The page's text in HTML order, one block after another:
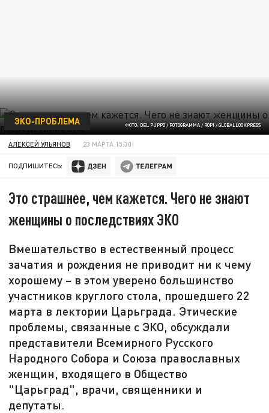
ФОТО: DEL PUPPO / FOTOGRAMMA / ROPI / GLOBALLOOKPRESS
ЭКО-ПРОБЛЕМА
АЛЕКСЕЙ УЛЬЯНОВ 23 МАРТА 15:30
ПОДПИШИТЕСЬ:
Это страшнее, чем кажется. Чего не знают
женщины о последствиях ЭКО
Вмешательство в естественный процесс
зачатия и рождения не приводит ни к чему
хорошему – в этом уверено большинство
участников круглого стола, прошедшего 22
марта в лектории Царьграда. Этические
проблемы, связанные с ЭКО, обсуждали
представители Всемирного Русского
Народного Собора и Союза православных
женщин, входящего в Общество
"Царьград", врачи, священники и
депутаты.